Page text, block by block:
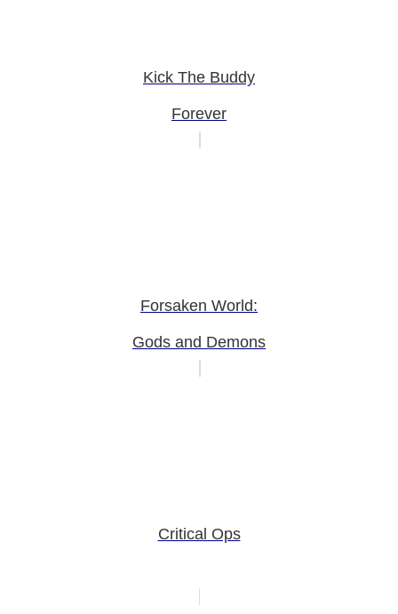
Kick The Buddy
Forever
Forsaken World:
Gods and Demons
Critical Ops